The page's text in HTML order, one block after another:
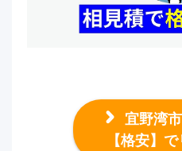
宜野湾
【格安】